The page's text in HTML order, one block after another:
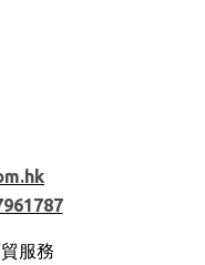
服務